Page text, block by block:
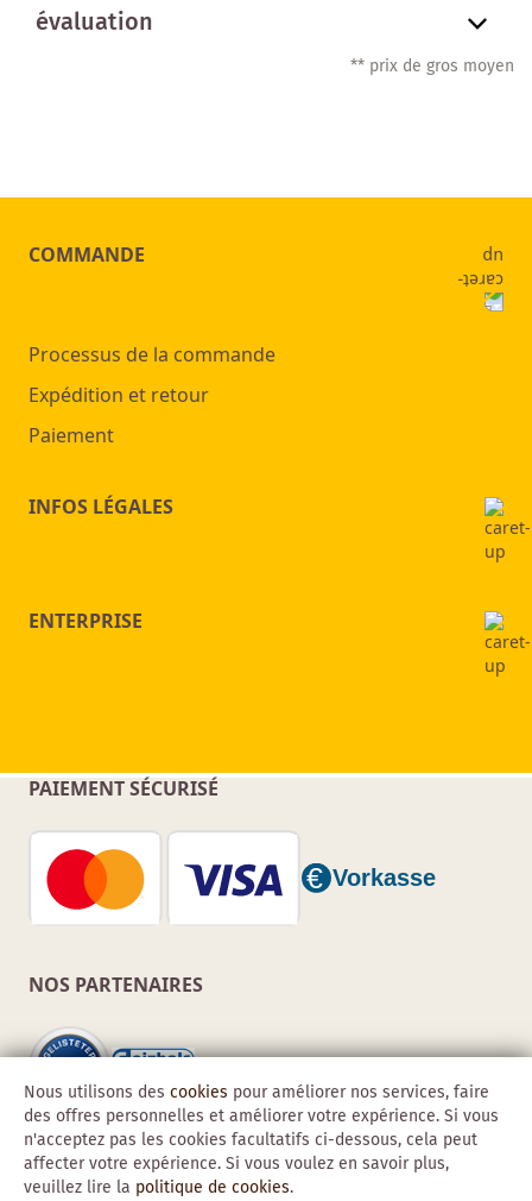
évaluation
** prix de gros moyen
COMMANDE
Processus de la commande
Expédition et retour
Paiement
INFOS LÉGALES
ENTERPRISE
PAIEMENT SÉCURISÉ
NOS PARTENAIRES
Nous utilisons des cookies pour améliorer nos services, faire
des offres personnelles et améliorer votre expérience. Si vous
n'acceptez pas les cookies facultatifs ci-dessous, cela peut
affecter votre expérience. Si vous voulez en savoir plus,
veuillez lire la politique de cookies.